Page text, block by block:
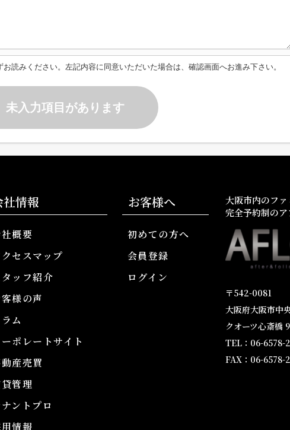
お読みください。左記内容に同意いただいた場合は、確認画面へお進み下さい。
未入力項目があります
社情報
概要
セスマップ
ッフ紹介
様の声
ム
ポレートサイト
産売買
管理
ントプロ
情報
お客様へ
初めての方へ
会員登録
ログイン
大阪市内のフ
完全予約制の
〒542-0081
大阪府大阪市中
クオーツ心斎橋
TEL：06-6578-
FAX：06-6578-